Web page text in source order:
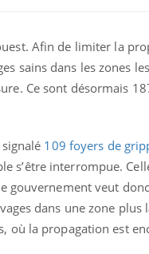
Afin de limiter la
sains dans les zones
Ce sont désormais
109 foyers de
s’être interrompue.
veut
dans une zone
où la propagation est
La sieste empêche-t-